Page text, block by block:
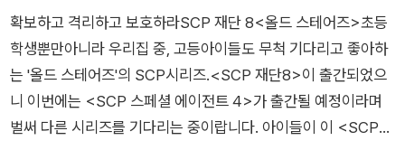
는 내용으로 인해서 약간 긴장하게 되네요. 한편 크림슨과 에밀리
는 러시아 메카네의 심장이 있는 극한의 추운 지역에 가서 사건을
조사해요. 크림슨은 누군가를 구하려다가 그만 총에 맞게 돼요.
과연 크림슨은 죽었을지 걱정되네요. 이것도 다음 편을 통해서 확
인해 보고 싶네요.끝으로 이번 책에도 계속해서 새로운 SCP가
는 전편에서 어떤 SCP 존재에게 당했는지 병원에 누워있는 제임
스와 그런 제임스를 걱정스럽게 바라보며 해결책을 찾으려는 에
밀리와 크림슨이 등장하면서 시작한다. 시리즈다보니 전작과 이
어지는 모양이다. 시리즈라고 해도 등장하는 SCP 존재들과 관련
된 이야기가 될테니 크게 상관없을거라 생각했던터라 처음부터
​확보하고 격리하고 보호하라SCP 재단 8<올드 스테어즈>​​초등
학생뿐만아니라 우리집 중, 고등아이들도 무척 기다리고 좋아하
는 '올드 스테어즈'의 SCP시리즈.​<SCP 재단8>이 출간되었으
니 이번에는 <SCP 스페셜 에이전트 4>가 출간될 예정이라며
벌써 다른 시리즈를 기다리는 중이랍니다. ​아이들이 이 <SCP